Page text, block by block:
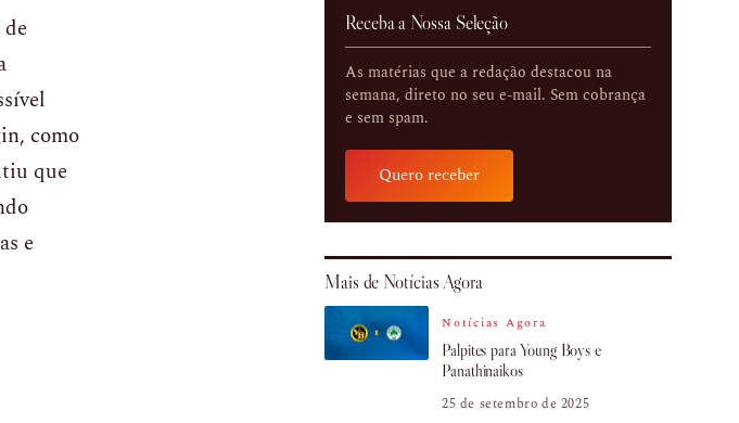
como
que
e
Receba a Nossa Seleção
As matérias que a redação destacou na
semana, direto no seu e-mail. Sem cobrança
e sem spam.
Quero receber
Mais de Notícias Agora
Notícias Agora
Palpites para Young Boys e
Panathinaikos
25 de setembro de 2025